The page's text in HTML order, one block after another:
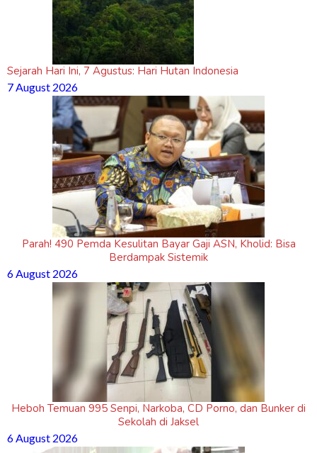
Sejarah Hari Ini, 7 Agustus: Hari Hutan Indonesia
7 August 2026
Parah! 490 Pemda Kesulitan Bayar Gaji ASN, Kholid: Bisa
Berdampak Sistemik
6 August 2026
Heboh Temuan 995 Senpi, Narkoba, CD Porno, dan Bunker di
Sekolah di Jaksel
6 August 2026